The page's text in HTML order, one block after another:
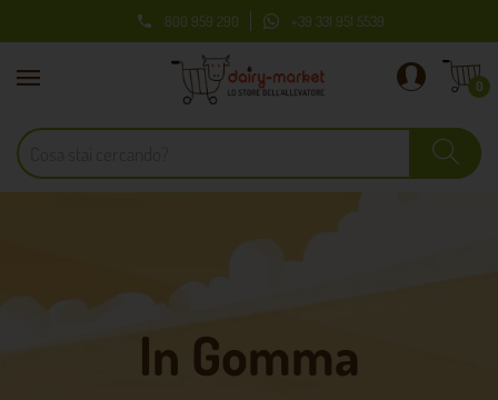
 800 959 290 +39 331 951 5539
0
In Gomma